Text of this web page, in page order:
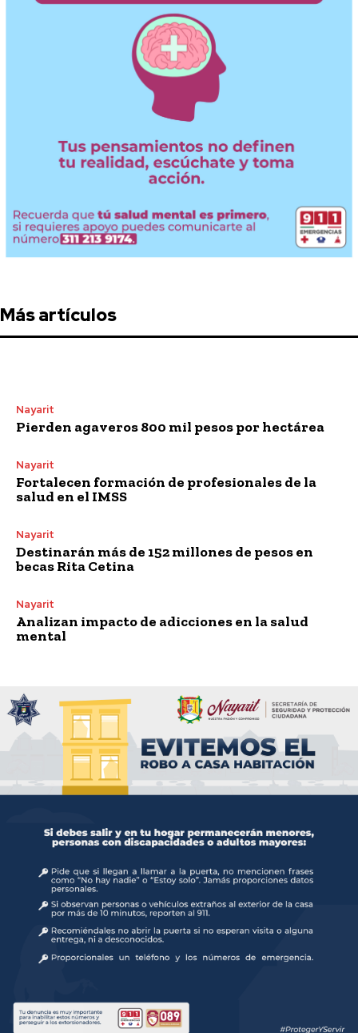
Más artículos
Nayarit
Pierden agaveros 800 mil pesos por hectárea
Nayarit
Fortalecen formación de profesionales de la
salud en el IMSS
Nayarit
Destinarán más de 152 millones de pesos en
becas Rita Cetina
Nayarit
Analizan impacto de adicciones en la salud
mental